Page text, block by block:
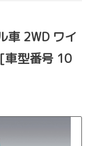
車 2WD ワイ
車型番号 10